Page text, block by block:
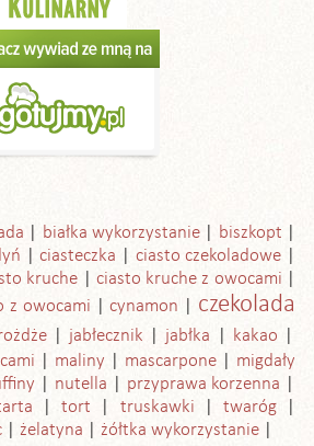
białka wykorzystanie
biszkopt
ciasteczka
ciasto czekoladowe
kruche
ciasto kruche z owocami
z owocami cynamon czekolada
jabłecznik jabłka
kakao
maliny mascarpone
migdały
nutella
przyprawa korzenna
tort truskawki
twaróg
żelatyna żółtka wykorzystanie